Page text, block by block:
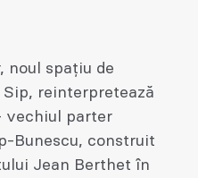
noul spațiu de
reinterpretează
vechiul parter
Bunescu, construit
Jean Berthet în